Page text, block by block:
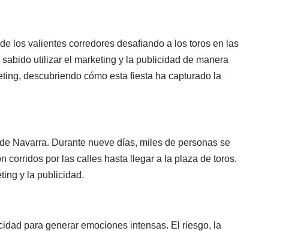
los valientes corredores desafiando a los toros en las
utilizar el marketing y la publicidad de manera
descubriendo cómo esta fiesta ha capturado la
Navarra. Durante nueve días, miles de personas se
corridos por las calles hasta llegar a la plaza de toros.
y la publicidad.
para generar emociones intensas. El riesgo, la